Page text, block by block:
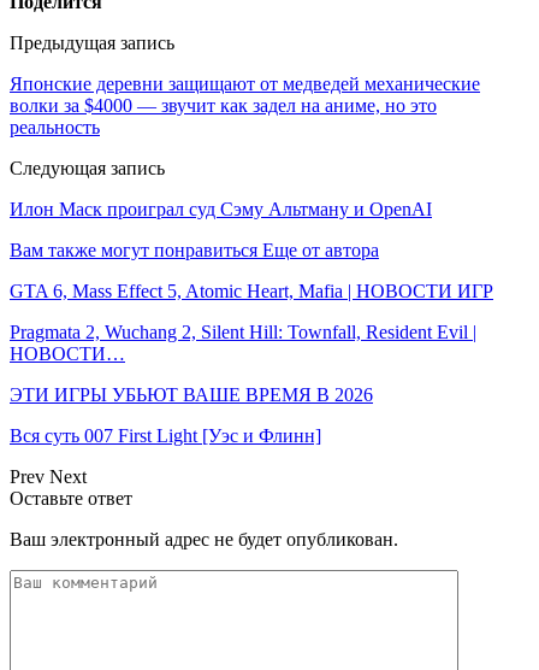
Предыдущая запись
Японские деревни защищают от медведей механические
волки за $4000 — звучит как задел на аниме, но это
реальность
Следующая запись
Илон Маск проиграл суд Сэму Альтману и OpenAI
Вам также могут понравиться Еще от автора
GTA 6, Mass Effect 5, Atomic Heart, Mafia | НОВОСТИ ИГР
Pragmata 2, Wuchang 2, Silent Hill: Townfall, Resident Evil |
НОВОСТИ…
ЭТИ ИГРЫ УБЬЮТ ВАШЕ ВРЕМЯ В 2026
Вся суть 007 First Light [Уэс и Флинн]
Prev Next
Оставьте ответ
Ваш электронный адрес не будет опубликован.